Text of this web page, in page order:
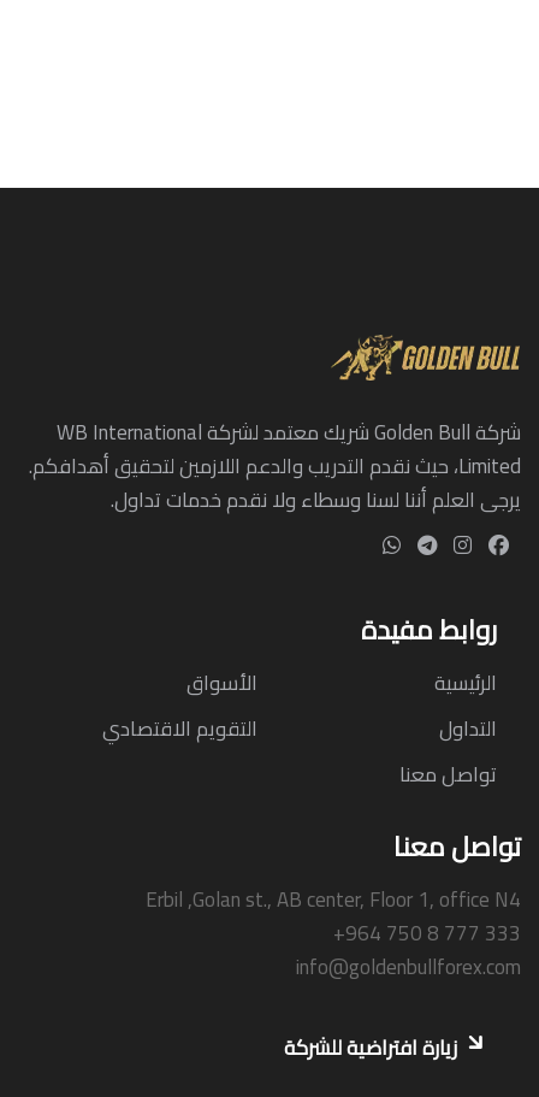
شركة Golden Bull شريك معتمد لشركة WB International
Limited، حيث نقدم التدريب والدعم اللازمين لتحقيق أهدافكم.
يرجى العلم أننا لسنا وسطاء ولا نقدم خدمات تداول.
روابط مفيدة
الرئيسية
الأسواق
التداول
التقويم الاقتصادي
تواصل معنا
تواصل معنا
Erbil ,Golan st., AB center, Floor 1, office N4
+964 750 8 777 333
info@goldenbullforex.com
زيارة افتراضية للشركة